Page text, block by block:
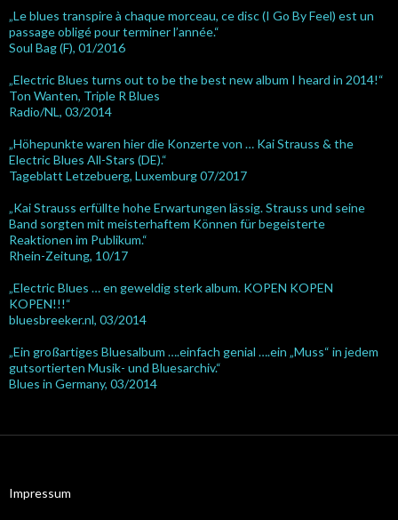
„Le blues transpire à chaque morceau, ce disc (I Go By Feel) est un
passage obligé pour terminer l’année.“
Soul Bag (F), 01/2016
„Electric Blues turns out to be the best new album I heard in 2014!“
Ton Wanten, Triple R Blues
Radio/NL, 03/2014
„Höhepunkte waren hier die Konzerte von … Kai Strauss & the
Electric Blues All-Stars (DE).“
Tageblatt Letzebuerg, Luxemburg 07/2017
„Kai Strauss erfüllte hohe Erwartungen lässig. Strauss und seine
Band sorgten mit meisterhaftem Können für begeisterte
Reaktionen im Publikum.“
Rhein-Zeitung, 10/17
„Electric Blues … en geweldig sterk album. KOPEN KOPEN
KOPEN!!!“
bluesbreeker.nl, 03/2014
„Ein großartiges Bluesalbum ….einfach genial ….ein „Muss“ in jedem
gutsortierten Musik- und Bluesarchiv.“
Blues in Germany, 03/2014
Impressum